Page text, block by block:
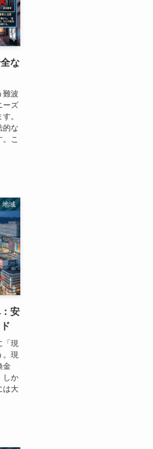
な
難波
ーズ
。
的な
こ
地域
安
「現
。現
金
しか
は大